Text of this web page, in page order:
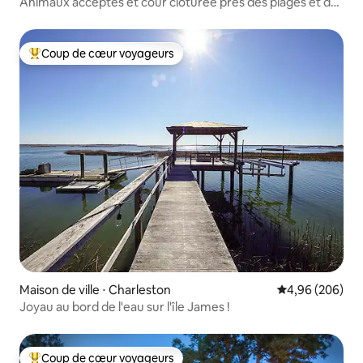
Coups de cœur voyageurs les plus appréciés
Coup de cœur voyageurs
Maison de ville ⋅ Charleston Évaluation
4,96 (206)
Joyau au bord de l'eau sur l'île James !
Coup de cœur voyageurs